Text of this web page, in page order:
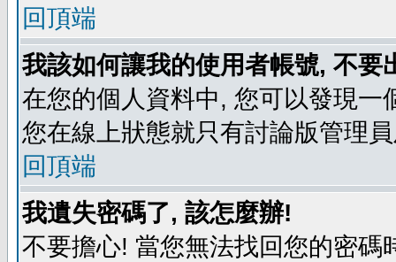
回頂端
我該如何讓我的使用者帳號, 不
在您的個人資料中, 您可以發現一
您在線上狀態就只有討論版管理
回頂端
我遺失密碼了, 該怎麼辦!
不要擔心! 當您無法找回您的密